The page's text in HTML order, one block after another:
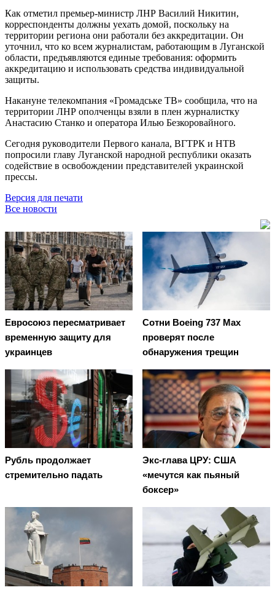
Как отметил премьер-министр ЛНР Василий Никитин,
корреспонденты должны уехать домой, поскольку на
территории региона они работали без аккредитации. Он
уточнил, что ко всем журналистам, работающим в Луганской
области, предъявляются единые требования: оформить
аккредитацию и использовать средства индивидуальной
защиты.
Накануне телекомпания «Громадське ТВ» сообщила, что на
территории ЛНР ополченцы взяли в плен журналистку
Анастасию Станко и оператора Илью Безкоровайного.
Сегодня руководители Первого канала, ВГТРК и НТВ
попросили главу Луганской народной республики оказать
содействие в освобождении представителей украинской
прессы.
Версия для печати
Все новости
Евросоюз пересматривает
временную защиту для
украинцев
Сотни Boeing 737 Max
проверят после
обнаружения трещин
Рубль продолжает
стремительно падать
Экс-глава ЦРУ: США
«мечутся как пьяный
боксер»